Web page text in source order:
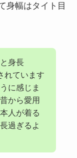
身幅はタイト目
身長
れています
に感じま
から愛用
人が着る
過ぎるよ